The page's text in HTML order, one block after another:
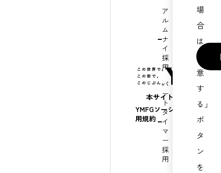
場
合
は
「同
意
す
る」
ボ
タ
ン
を
ア
ル
ム
ナ
イ
採
用
パ
ー
ト
タ
イ
マ
ー
採
用
本サイトの使い方につ
YMFGソーシャルメディア
用規約